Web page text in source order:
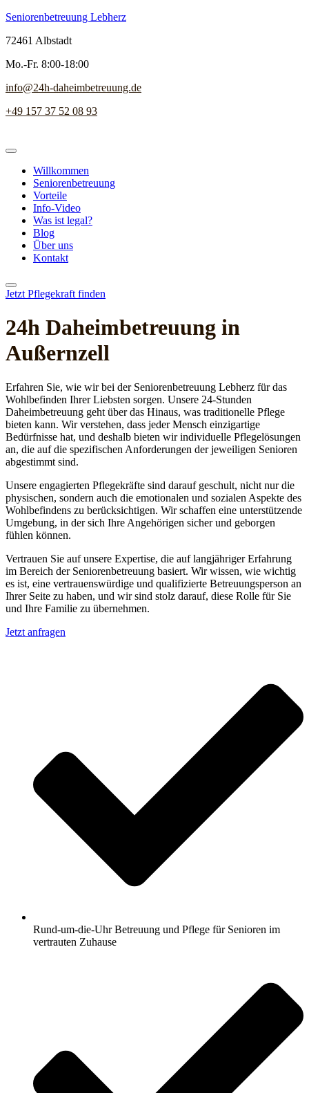
Seniorenbetreuung Lebherz
72461 Albstadt
Mo.-Fr. 8:00-18:00
info@24h-daheimbetreuung.de
+49 157 37 52 08 93
Willkommen
Seniorenbetreuung
Vorteile
Info-Video
Was ist legal?
Blog
Über uns
Kontakt
Jetzt Pflegekraft finden
24h Daheim­betreuung in
Außernzell
Erfahren Sie, wie wir bei der Seniorenbetreuung Lebherz für das
Wohlbefinden Ihrer Liebsten sorgen. Unsere 24-Stunden
Daheimbetreuung geht über das Hinaus, was traditionelle Pflege
bieten kann. Wir verstehen, dass jeder Mensch einzigartige
Bedürfnisse hat, und deshalb bieten wir individuelle Pflegelösungen
an, die auf die spezifischen Anforderungen der jeweiligen Senioren
abgestimmt sind.
Unsere engagierten Pflegekräfte sind darauf geschult, nicht nur die
physischen, sondern auch die emotionalen und sozialen Aspekte des
Wohlbefindens zu berücksichtigen. Wir schaffen eine unterstützende
Umgebung, in der sich Ihre Angehörigen sicher und geborgen
fühlen können.
Vertrauen Sie auf unsere Expertise, die auf langjähriger Erfahrung
im Bereich der Seniorenbetreuung basiert. Wir wissen, wie wichtig
es ist, eine vertrauenswürdige und qualifizierte Betreuungsperson an
Ihrer Seite zu haben, und wir sind stolz darauf, diese Rolle für Sie
und Ihre Familie zu übernehmen.
Jetzt anfragen
Rund-um-die-Uhr Betreuung und Pflege für Senioren im
vertrauten Zuhause